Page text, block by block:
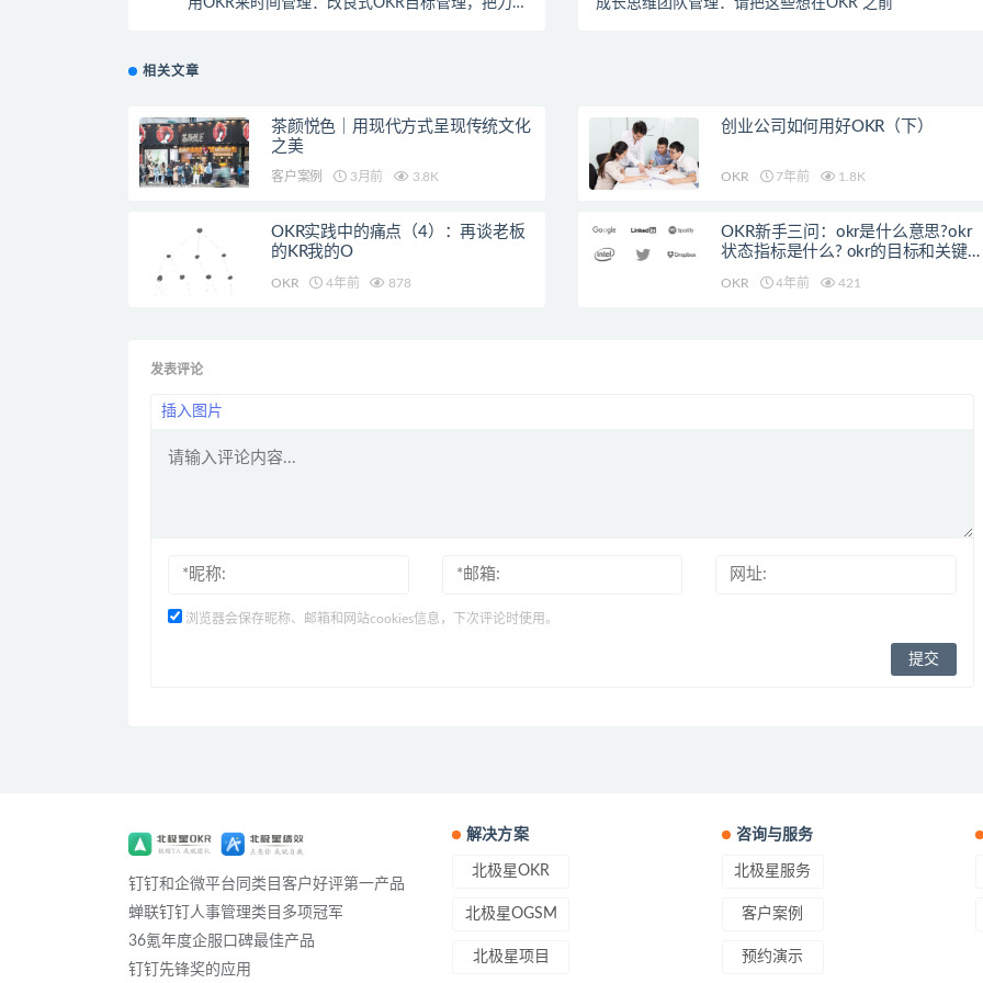
相关文章
茶颜悦色｜用现代方式呈现传统文化
之美
客户案例 3月前 3.8K
创业公司如何用好OKR（下）
OKR 7年前 1.8K
OKR实践中的痛点（4）：再谈老板
的KR我的O
OKR 4年前 878
OKR新手三问：okr是什么意思?okr
状态指标是什么? okr的目标和关键结
果是什么?
OKR 4年前 421
发表评论
插入图片
浏览器会保存昵称、邮箱和网站cookies信息，下次评论时使用。
钉钉和企微平台同类目客户好评第一产品
蝉联钉钉人事管理类目多项冠军
36氪年度企服口碑最佳产品
钉钉先锋奖的应用
解决方案
北极星OKR
北极星OGSM
北极星项目
咨询与服务
北极星服务
客户案例
预约演示